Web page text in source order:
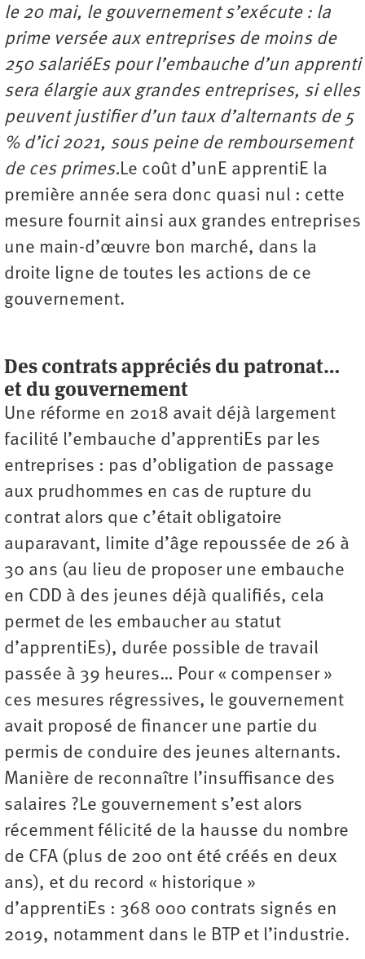
le 20 mai, le gouvernement s’exécute : la
prime versée aux entreprises de moins de
250 salariéEs pour l’embauche d’un apprenti
sera élargie aux grandes entreprises, si elles
peuvent justifier d’un taux d’alternants de 5
% d’ici 2021, sous peine de remboursement
de ces primes.Le coût d’unE apprentiE la
première année sera donc quasi nul : cette
mesure fournit ainsi aux grandes entreprises
une main-d’œuvre bon marché, dans la
droite ligne de toutes les actions de ce
gouvernement.
Des contrats appréciés du patronat…
et du gouvernement
Une réforme en 2018 avait déjà largement
facilité l’embauche d’apprentiEs par les
entreprises : pas d’obligation de passage
aux prudhommes en cas de rupture du
contrat alors que c’était obligatoire
auparavant, limite d’âge repoussée de 26 à
30 ans (au lieu de proposer une embauche
en CDD à des jeunes déjà qualifiés, cela
permet de les embaucher au statut
d’apprentiEs), durée possible de travail
passée à 39 heures… Pour « compenser »
ces mesures régressives, le gouvernement
avait proposé de financer une partie du
permis de conduire des jeunes alternants.
Manière de reconnaître l’insuffisance des
salaires ?Le gouvernement s’est alors
récemment félicité de la hausse du nombre
de CFA (plus de 200 ont été créés en deux
ans), et du record « historique »
d’apprentiEs : 368 000 contrats signés en
2019, notamment dans le BTP et l’industrie.